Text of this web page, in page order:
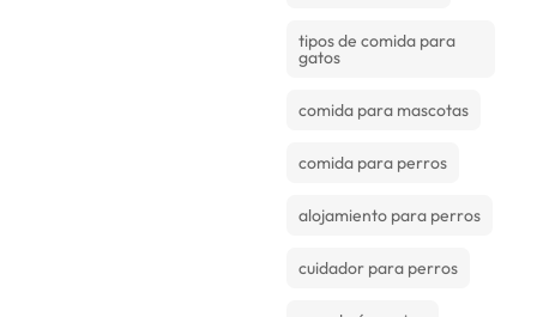
tipos de comida para
gatos
comida para mascotas
comida para perros
alojamiento para perros
cuidador para perros